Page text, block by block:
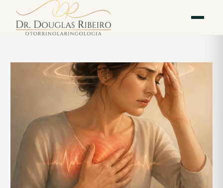
Mariana
Av. Paulista — Bela
Vista